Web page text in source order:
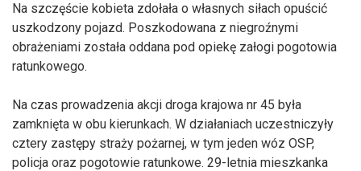
Na szczęście kobieta zdołała o własnych siłach opuścić
uszkodzony pojazd. Poszkodowana z niegroźnymi
obrażeniami została oddana pod opiekę załogi pogotowia
ratunkowego.
Na czas prowadzenia akcji droga krajowa nr 45 była
zamknięta w obu kierunkach. W działaniach uczestniczyły
cztery zastępy straży pożarnej, w tym jeden wóz OSP,
policja oraz pogotowie ratunkowe. 29-letnia mieszkanka